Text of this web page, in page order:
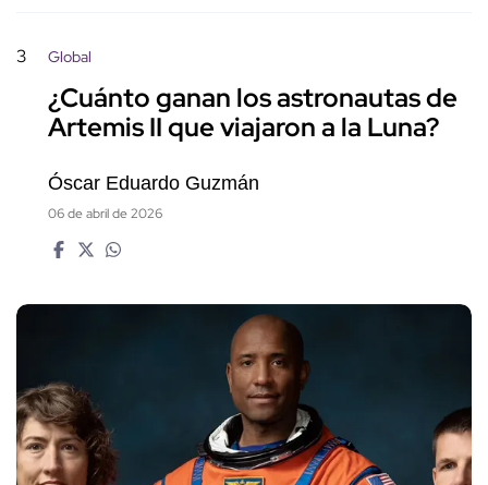
3 Global
¿Cuánto ganan los astronautas de
Artemis II que viajaron a la Luna?
Óscar Eduardo Guzmán
06 de abril de 2026